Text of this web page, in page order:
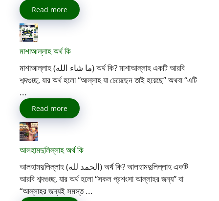
Read more
মাশাআল্লাহ অর্থ কি
মাশাআল্লাহ (ما شاء الله) অর্থ কি? মাশাআল্লাহ একটি আরবি
শব্দগুচ্ছ, যার অর্থ হলো “আল্লাহ যা চেয়েছেন তাই হয়েছে” অথবা “এটি
...
Read more
আলহামদুলিল্লাহ অর্থ কি
আলহামদুলিল্লাহ (الحمد لله) অর্থ কি? আলহামদুলিল্লাহ একটি
আরবি শব্দগুচ্ছ, যার অর্থ হলো “সকল প্রশংসা আল্লাহর জন্য” বা
“আল্লাহর জন্যই সমস্ত ...